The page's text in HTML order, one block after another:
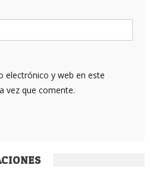
electrónico y web en este
vez que comente.